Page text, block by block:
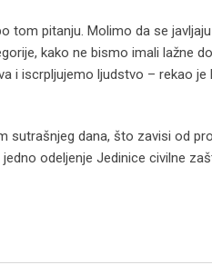
tom pitanju. Molimo da se
kako ne bismo imali lažne
i iscrpljujemo ljudstvo – rekao
sutrašnjeg dana, što zavisi od
odeljenje Jedinice civilne